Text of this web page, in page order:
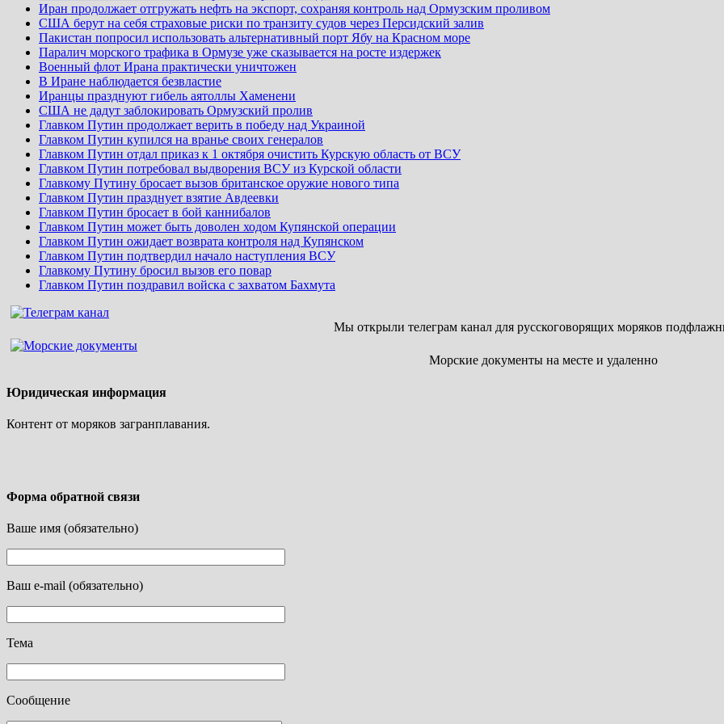
Иран продолжает отгружать нефть на экспорт, сохраняя контроль над Ормузским проливом
США берут на себя страховые риски по транзиту судов через Персидский залив
Пакистан попросил использовать альтернативный порт Ябу на Красном море
Паралич морского трафика в Ормузе уже сказывается на росте издержек
Военный флот Ирана практически уничтожен
В Иране наблюдается безвластие
Иранцы празднуют гибель аятоллы Хаменени
США не дадут заблокировать Ормузский пролив
Главком Путин продолжает верить в победу над Украиной
Главком Путин купился на вранье своих генералов
Главком Путин отдал приказ к 1 октября очистить Курскую область от ВСУ
Главком Путин потребовал выдворения ВСУ из Курской области
Главкому Путину бросает вызов британское оружие нового типа
Главком Путин празднует взятие Авдеевки
Главком Путин бросает в бой каннибалов
Главком Путин может быть доволен ходом Купянской операции
Главком Путин ожидает возврата контроля над Купянском
Главком Путин подтвердил начало наступления ВСУ
Главкому Путину бросил вызов его повар
Главком Путин поздравил войска с захватом Бахмута
Мы открыли телеграм канал для русскоговорящих моряков
Морские документы на месте и удаленно
Юридическая информация
Контент от моряков загранплавания.
Форма обратной связи
Ваше имя (обязательно)
Ваш e-mail (обязательно)
Тема
Сообщение